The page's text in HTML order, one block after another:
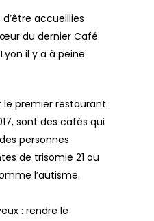
accueillies
du dernier Café
il y a à peine
le premier restaurant
sont des cafés qui
personnes
de trisomie 21 ou
l’autisme.
: rendre le